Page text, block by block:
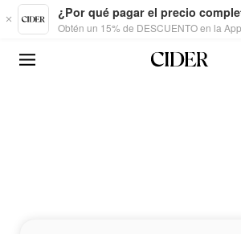
Skip to main content
¿Por qué pagar el precio
Obtén un 15% de DESCUENTO en la